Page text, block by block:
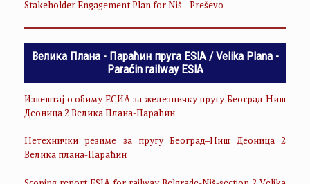
Stakeholder Engagement Plan for Niš - Preševo
Велика Плана - Параћин пруга ESIA / Velika Plana -
Paraćin railway ESIA
Извештај о обиму ЕСИА за железничку пругу Београд-Ниш
Деоница 2 Велика Плана-Параћин
Нетехнички резиме за пругу Београд–Ниш Деоница 2
Велика плана-Параћин